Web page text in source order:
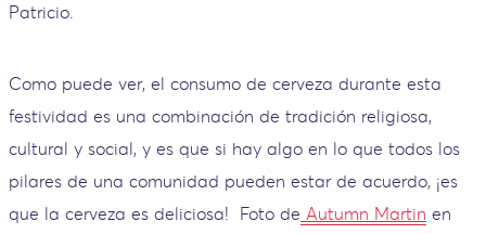
Patricio.
Como puede ver, el consumo de cerveza durante esta
festividad es una combinación de tradición religiosa,
cultural y social, y es que si hay algo en lo que todos los
pilares de una comunidad pueden estar de acuerdo, ¡es
que la cerveza es deliciosa! Foto de Autumn Martin en